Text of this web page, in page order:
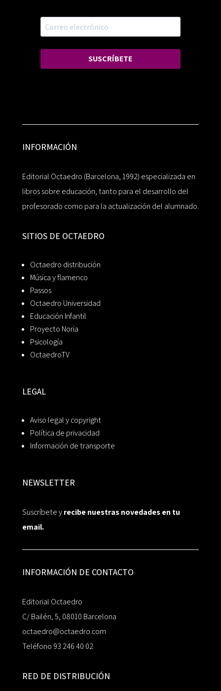
SUSCRÍBETE
INFORMACIÓN
Editorial Octaedro (Barcelona, 1992) especializada en
libros sobre educación, tanto para el desarrollo del
profesorado como para la actualización del alumnado.
SITIOS DE OCTAEDRO
Octaedro distribución
Música y flamenco
Passos
Octaedro Universidad
Educación Infantil
Proyecto Noria
Psicología
OctaedroTV
LEGAL
Aviso legal y copyright
Política de privacidad
Información de transporte
NEWSLETTER
Suscríbete yrecibe nuestras novedades en tu
email.
INFORMACIÓN DE CONTACTO
Editorial Octaedro
C/ Bailén, 5, 08010 Barcelona
octaedro@octaedro.com
Teléfono 93 246 40 02
RED DE DISTRIBUCIÓN